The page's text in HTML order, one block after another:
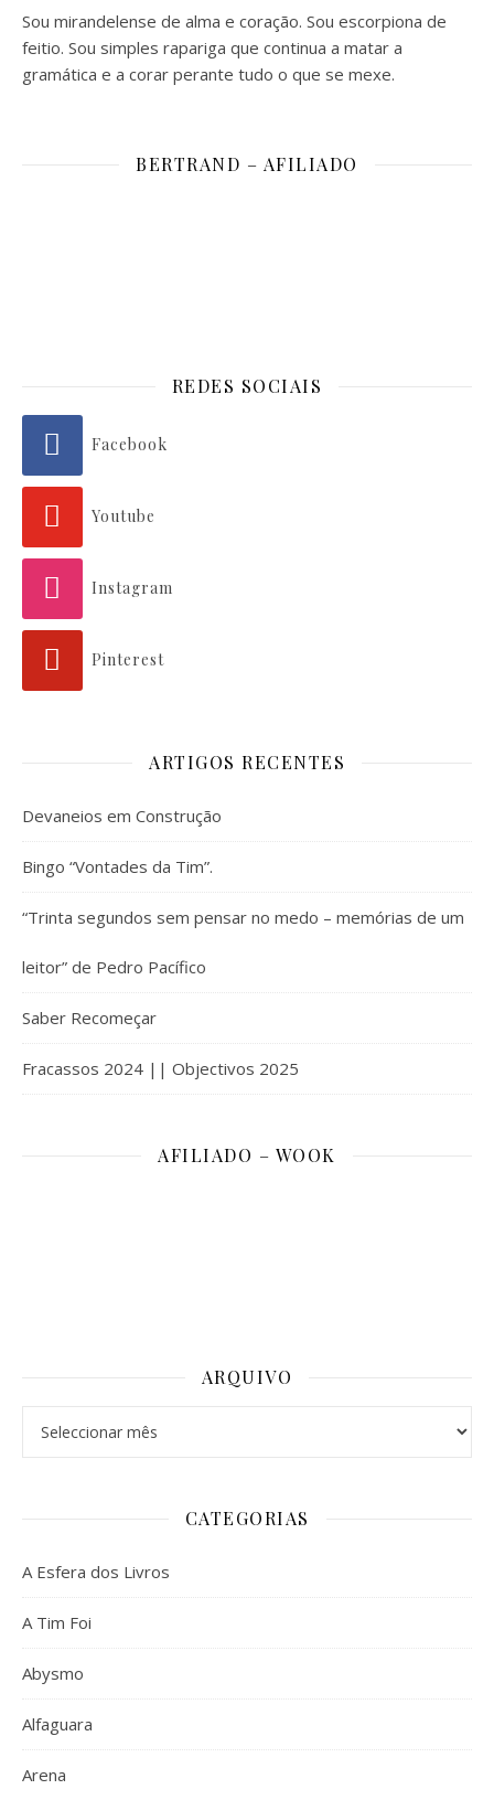
Sou mirandelense de alma e coração. Sou escorpiona de
feitio. Sou simples rapariga que continua a matar a
gramática e a corar perante tudo o que se mexe.
BERTRAND – AFILIADO
REDES SOCIAIS
Facebook
Youtube
Instagram
Pinterest
ARTIGOS RECENTES
Devaneios em Construção
Bingo “Vontades da Tim”.
“Trinta segundos sem pensar no medo – memórias de um
leitor” de Pedro Pacífico
Saber Recomeçar
Fracassos 2024 || Objectivos 2025
AFILIADO – WOOK
ARQUIVO
CATEGORIAS
A Esfera dos Livros
A Tim Foi
Abysmo
Alfaguara
Arena